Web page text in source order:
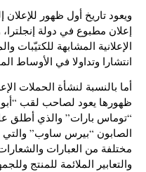
إعلان مطبوع في دولة إنجلترا،
الإعلانية المشابهة للكتيّبات
انتشارا وتداولا في الأوساط
أما بالنسبة لنشأة الحملات
ظهورها يعود لصاحب لقب “أبو
الصابون “بيرس ساوب” والتي
مختلفة من العبارات
والتعابير الملائمة للمنتج